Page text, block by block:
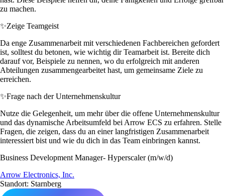
zu machen.
✨Zeige Teamgeist
Da enge Zusammenarbeit mit verschiedenen Fachbereichen gefordert
ist, solltest du betonen, wie wichtig dir Teamarbeit ist. Bereite dich
darauf vor, Beispiele zu nennen, wo du erfolgreich mit anderen
Abteilungen zusammengearbeitet hast, um gemeinsame Ziele zu
erreichen.
✨Frage nach der Unternehmenskultur
Nutze die Gelegenheit, um mehr über die offene Unternehmenskultur
und das dynamische Arbeitsumfeld bei Arrow ECS zu erfahren. Stelle
Fragen, die zeigen, dass du an einer langfristigen Zusammenarbeit
interessiert bist und wie du dich in das Team einbringen kannst.
Business Development Manager- Hyperscaler (m/w/d)
Arrow Electronics, Inc.
Standort: Starnberg